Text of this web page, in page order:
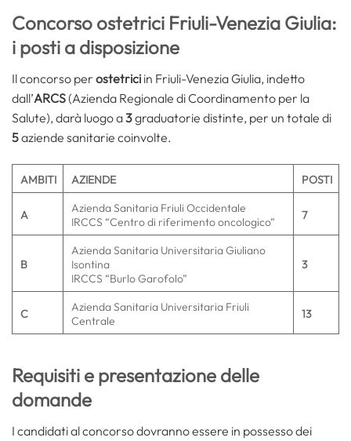
Concorso ostetrici Friuli-Venezia Giulia:
i posti a disposizione
Il concorso per ostetrici in Friuli-Venezia Giulia, indetto
dall’ARCS(Azienda Regionale di Coordinamento per la
Salute), darà luogo a3graduatorie distinte, per un totale di
5aziende sanitarie coinvolte.
AMBITI AZIENDE POSTI
A
Azienda Sanitaria Friuli Occidentale
IRCCS “Centro di riferimento oncologico”
7
B
Azienda Sanitaria Universitaria Giuliano
Isontina
IRCCS “Burlo Garofolo”
3
C
Azienda Sanitaria Universitaria Friuli
Centrale
13
Requisiti e presentazione delle
domande
I candidati al concorso dovranno essere in possesso dei